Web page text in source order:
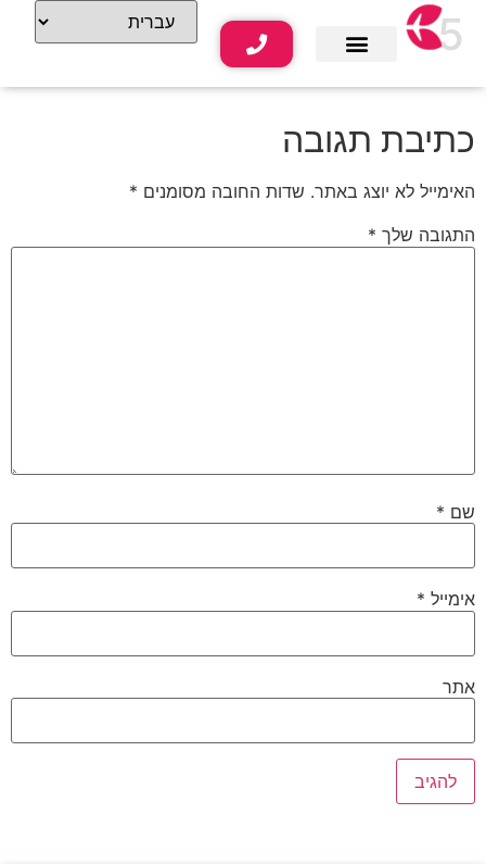
5
כתיבת תגובה
האימייל לא יוצג באתר. שדות החובה מסומנים *
התגובה שלך *
שם *
אימייל *
אתר